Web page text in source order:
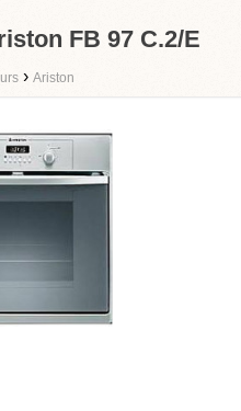
FB 97 C.2/E
› Ariston